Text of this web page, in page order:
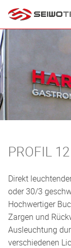
PROFIL 12
Direkt
oder 30/3
Hochwertiger
Zargen und
Ausleuchtung
verschiedenen